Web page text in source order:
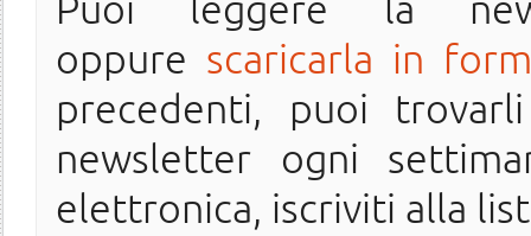
oppure scaricarla in
precedenti, puoi
newsletter ogni
elettronica, iscriviti alla